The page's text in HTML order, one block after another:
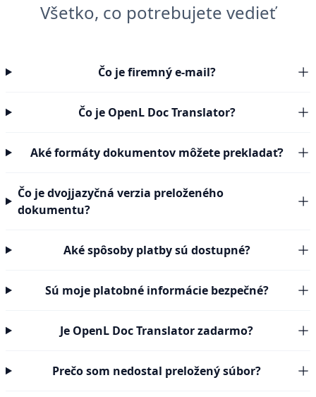
Všetko, co potrebujete vedieť
Čo je firemný e-mail?
Čo je OpenL Doc Translator?
Aké formáty dokumentov môžete prekladať?
Čo je dvojjazyčná verzia preloženého
dokumentu?
Aké spôsoby platby sú dostupné?
Sú moje platobné informácie bezpečné?
Je OpenL Doc Translator zadarmo?
Prečo som nedostal preložený súbor?